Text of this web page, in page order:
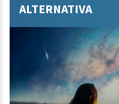
ALTERNATIVA